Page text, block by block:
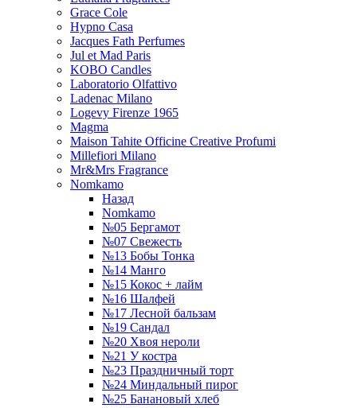
Grace Cole
Hypno Casa
Jacques Fath Perfumes
Jul et Mad Paris
KOBO Candles
Laboratorio Olfattivo
Ladenac Milano
Logevy Firenze 1965
Magma
Maison Tahite Officine Creative Profumi
Millefiori Milano
Mr&Mrs Fragrance
Nomkamo
Назад
Nomkamo
№05 Бергамот
№07 Свежесть
№13 Бобы Тонка
№14 Манго
№15 Кокос + лайм
№16 Шалфей
№17 Лесной бальзам
№19 Сандал
№20 Хвоя нероли
№21 У костра
№23 Праздничный торт
№24 Миндальный пирог
№25 Банановый хлеб